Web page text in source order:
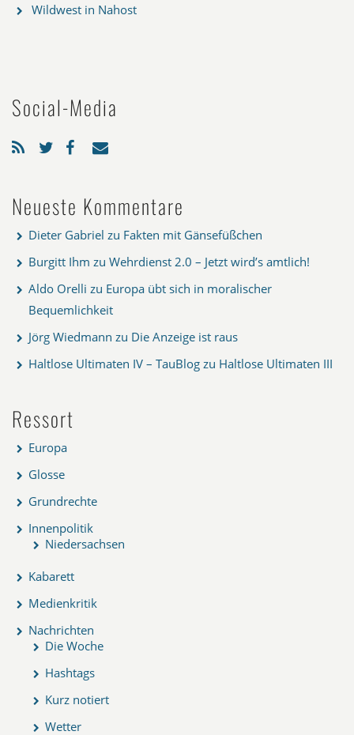
Wildwest in Nahost
Social-Media
Neueste Kommentare
Dieter Gabriel zu Fakten mit Gänsefüßchen
Burgitt Ihm zu Wehrdienst 2.0 – Jetzt wird’s amtlich!
Aldo Orelli zu Europa übt sich in moralischer
Bequemlichkeit
Jörg Wiedmann zu Die Anzeige ist raus
Haltlose Ultimaten IV – TauBlog zu Haltlose Ultimaten III
Ressort
Europa
Glosse
Grundrechte
Innenpolitik
Niedersachsen
Kabarett
Medienkritik
Nachrichten
Die Woche
Hashtags
Kurz notiert
Wetter